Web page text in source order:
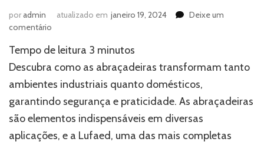
poradmin atualizado em janeiro 19, 2024
Deixe um
comentário
a
principal
de
abraçadeiras
em
São
Paulo
Tempo de leitura 3 minutos
Descubra como as abraçadeiras transformam tanto
ambientes industriais quanto domésticos,
garantindo segurança e praticidade. As abraçadeiras
são elementos indispensáveis em diversas
aplicações, e a Lufaed, uma das mais completas